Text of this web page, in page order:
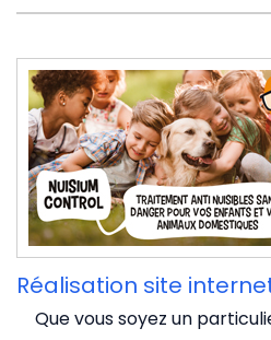
Réalisation site
Que vous soyez un